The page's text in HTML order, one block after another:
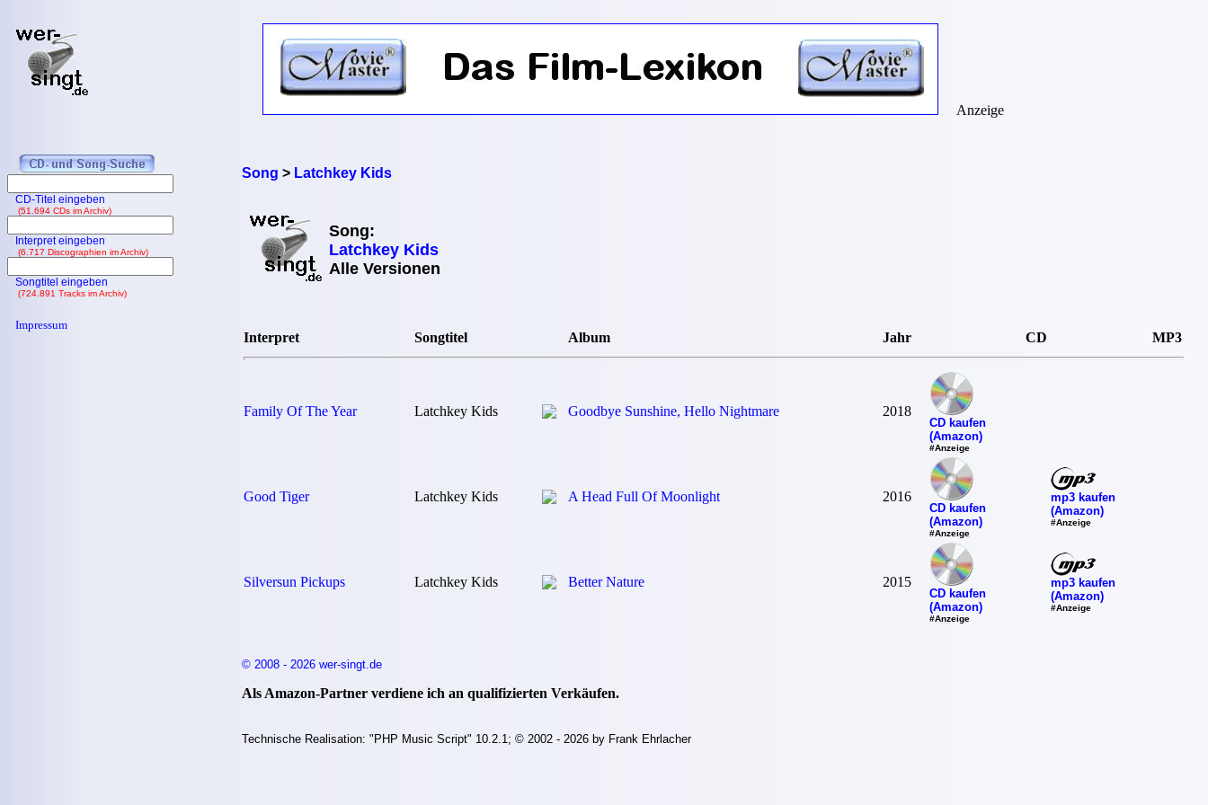
Song > Latchkey Kids
Song:
Latchkey Kids
Alle Versionen
Interpret Songtitel Album Jahr CD MP3
Family Of The Year Latchkey Kids Goodbye Sunshine, Hello Nightmare 2018
CD kaufen
(Amazon)
#Anzeige
Good Tiger Latchkey Kids A Head Full Of Moonlight 2016
CD kaufen
(Amazon)
#Anzeige
mp3 kaufen
(Amazon)
#Anzeige
Silversun Pickups Latchkey Kids Better Nature 2015
CD kaufen
(Amazon)
#Anzeige
mp3 kaufen
(Amazon)
#Anzeige
© 2008 - 2026 wer-singt.de
Als Amazon-Partner verdiene ich an qualifizierten Verkäufen.
Technische Realisation: "PHP Music Script" 10.2.1; © 2002 - 2026 by Frank Ehrlacher
Anzeige
CD-Titel eingeben
(51.694 CDs im Archiv)
Interpret eingeben
(6.717 Discographien im Archiv)
Songtitel eingeben
(724.891 Tracks im Archiv)
Impressum